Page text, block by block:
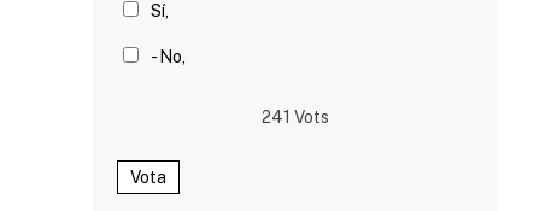
Sí,
- No,
241 Vots
Vota